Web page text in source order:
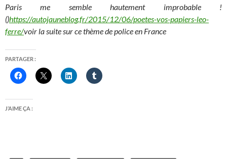
Paris me semble hautement improbable !
()https://autojauneblog.fr/2015/12/06/poetes-vos-papiers-leo-
ferre/voir la suite sur ce thème de police en France
PARTAGER :
J’AIME ÇA :